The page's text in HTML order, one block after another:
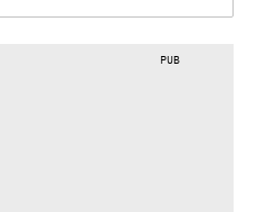
PUB